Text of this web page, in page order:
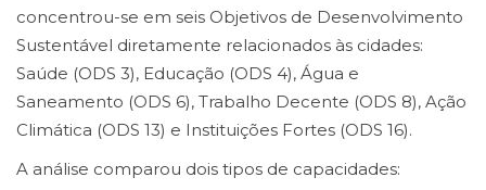
concentrou-se em seis Objetivos de Desenvolvimento
Sustentável diretamente relacionados às cidades:
Saúde (ODS 3), Educação (ODS 4), Água e
Saneamento (ODS 6), Trabalho Decente (ODS 8), Ação
Climática (ODS 13) e Instituições Fortes (ODS 16).
A análise comparou dois tipos de capacidades: